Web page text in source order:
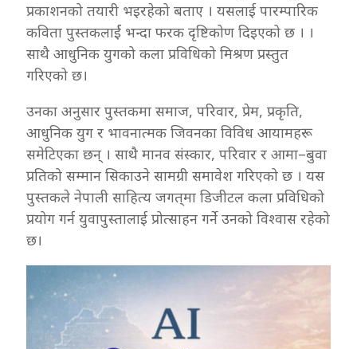
प्रकाशनको तयारी भइरहेको बताए । यसलाई पारम्पारिक
कविता पुस्तकलार्ई भन्दा फरक दृष्टिकोण दिइएको छ । ।
साथै आधुनिक युगको कला प्रविधिको मिश्रण प्रस्तुत
गरिएको छ।
उनका अनुसार पुस्तकमा समाज, परिवार, प्रेम, प्रकृति,
आधुनिक युग र भावनात्मक जिवनका विविध आयामहरू
समेटिएका छन् । साथै मानव संस्कार, परिवार र आमा–बुवा
प्रतिको सम्मान सिकाउने सामग्री समावेश गरिएको छ । यस
पुस्तकले नेपाली साहित्य जगत्‌मा डिजीटल कला प्रविधिको
प्रयोग गर्न युवापुस्तालाई प्रोत्साहन गर्ने उनको विश्वास रहेको
छ।